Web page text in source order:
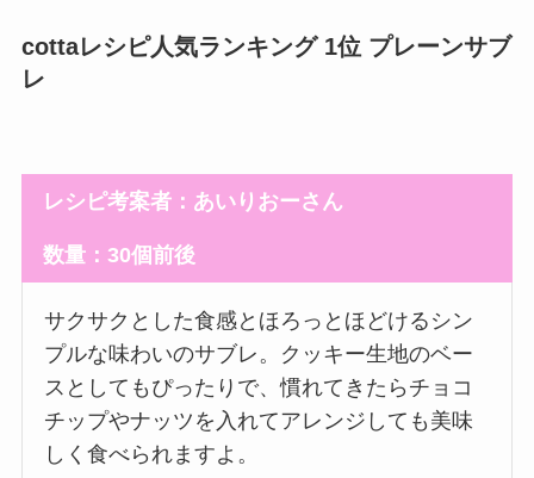
cottaレシピ人気ランキング 1位 プレーンサブ
レ
レシピ考案者：あいりおーさん
数量：30個前後
サクサクとした食感とほろっとほどけるシン
プルな味わいのサブレ。クッキー生地のベー
スとしてもぴったりで、慣れてきたらチョコ
チップやナッツを入れてアレンジしても美味
しく食べられますよ。